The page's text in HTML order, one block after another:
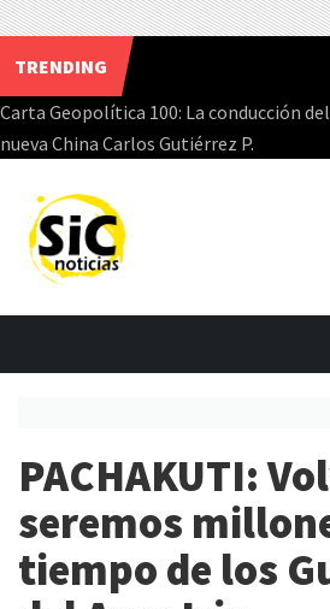
TRENDING
Carta Geopolítica 100: La conducción
nueva China Carlos Gutiérrez P.
Skip
to
content
PACHAKUTI:
seremos
tiempo de los